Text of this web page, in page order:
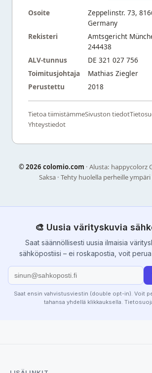
Osoite
Zeppelinstr. 73,
Germany
Rekisteri
Amtsgericht
244438
ALV-tunnus
DE 321 027 756
Toimitusjohtaja
Mathias Ziegler
Perustettu
2018
Tietoa tiimistämmeSivuston tiedot
Yhteystiedot
©2026 colomio.com · Alusta: happycolorz
Saksa · Tehty huolella perheille
🎨 Uusia värityskuvia
Saat säännöllisesti uusia ilmaisia
sähköpostiisi – ei roskapostia, voit perua
Saat ensin vahvistusviestin (double opt-in). Voit
tahansa yhdellä klikkauksella.